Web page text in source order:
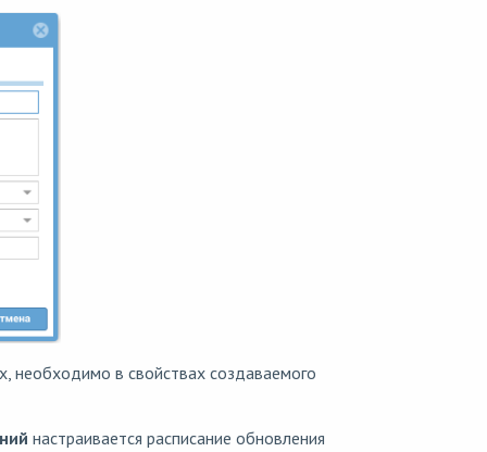
необходимо в свойствах создаваемого
настраивается расписание обновления